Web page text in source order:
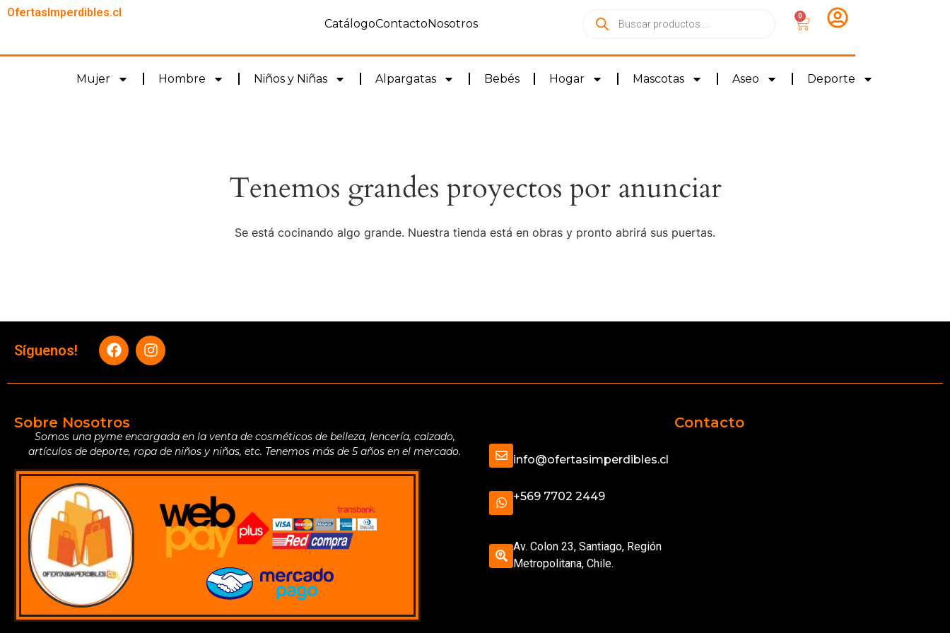
OfertasImperdibles.cl
CatálogoContactoNosotros
0
Mujer Hombre Niños y Niñas Alpargatas Bebés Hogar Mascotas Aseo Deporte
Tenemos grandes proyectos por anunciar
Se está cocinando algo grande. Nuestra tienda está en obras y pronto abrirá sus puertas.
Síguenos!
Sobre Nosotros
Somos una pyme encargada en la venta de cosméticos de belleza, lencería, calzado,
artículos de deporte, ropa de niños y niñas, etc. Tenemos más de 5 años en el mercado.
Contacto
info@ofertasimperdibles.cl
+569 7702 2449
Av. Colon 23, Santiago, Región
Metropolitana, Chile.